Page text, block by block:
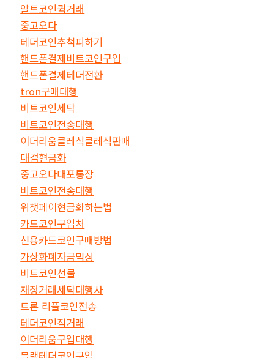
알트코인퀵거래
중고오다
테더코인추척피하기
핸드폰결제비트코인구입
핸드폰결제테더전환
tron구매대행
비트코인세탁
비트코인전송대행
이더리움클레식클레식판매
대검현금화
중고오다대포통장
비트코인전송대행
위챗페이현금화하는법
카드코인구입처
신용카드코인구매방법
가상화폐자금믹싱
비트코인선물
재정거래세탁대행사
트론 리플코인전송
테더코인직거래
이더리움구입대행